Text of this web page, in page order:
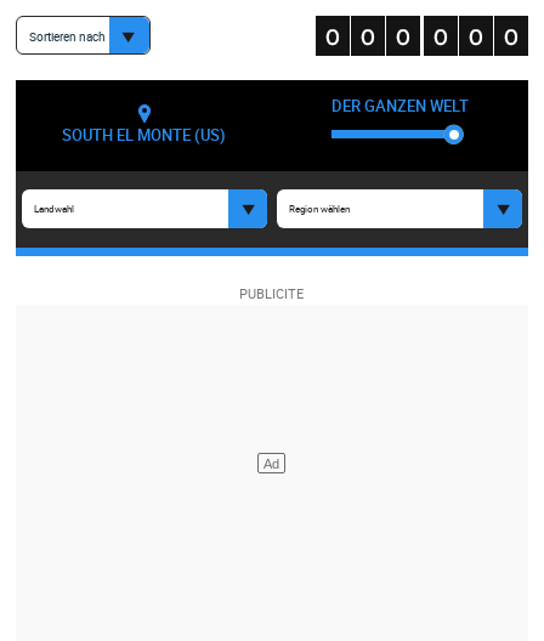
Sortieren nach
SOUTH EL MONTE (US)
DER GANZEN WELT
Landwahl Region wählen